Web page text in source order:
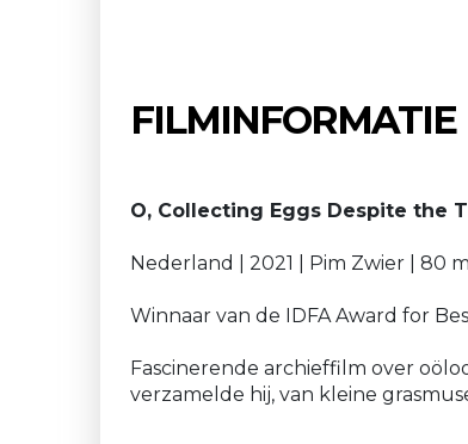
FILMINFORMATIE
O, Collecting Eggs Despite the
Nederland | 2021 | Pim Zwier | 80
Winnaar van de IDFA Award for
Fascinerende archieffilm over
verzamelde hij, van kleine